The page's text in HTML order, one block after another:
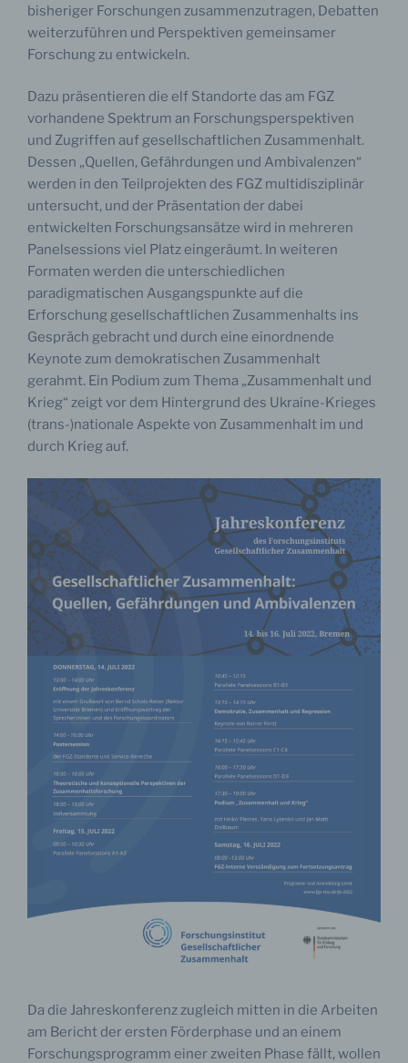
bisheriger Forschungen zusammenzutragen, Debatten
weiterzuführen und Perspektiven gemeinsamer
Forschung zu entwickeln.
Dazu präsentieren die elf Standorte das am FGZ
vorhandene Spektrum an Forschungsperspektiven
und Zugriffen auf gesellschaftlichen Zusammenhalt.
Dessen „Quellen, Gefährdungen und Ambivalenzen“
werden in den Teilprojekten des FGZ multidisziplinär
untersucht, und der Präsentation der dabei
entwickelten Forschungsansätze wird in mehreren
Panelsessions viel Platz eingeräumt. In weiteren
Formaten werden die unterschiedlichen
paradigmatischen Ausgangspunkte auf die
Erforschung gesellschaftlichen Zusammenhalts ins
Gespräch gebracht und durch eine einordnende
Keynote zum demokratischen Zusammenhalt
gerahmt. Ein Podium zum Thema „Zusammenhalt und
Krieg“ zeigt vor dem Hintergrund des Ukraine-Krieges
(trans-)nationale Aspekte von Zusammenhalt im und
durch Krieg auf.
Da die Jahreskonferenz zugleich mitten in die Arbeiten
am Bericht der ersten Förderphase und an einem
Forschungsprogramm einer zweiten Phase fällt, wollen